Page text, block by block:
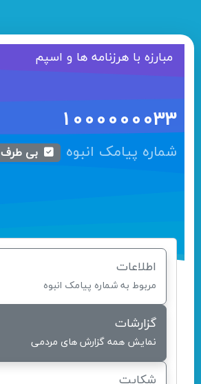
مبارزه با هرزنامه ها و اسپم
1000000033
شماره پیامک انبوه بی طرف
اطلاعات
مربوط به شماره پیامک انبوه
گزارشات
نمایش همه گزارش های مردمی
شکایت